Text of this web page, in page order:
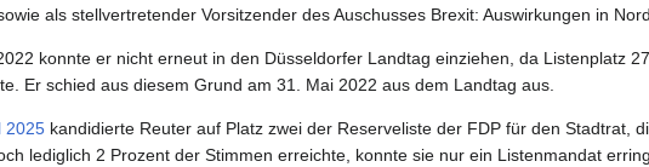
als stellvertretender Vorsitzender des Auschusses Brexit: Auswirkungen in
konnte er nicht erneut in den Düsseldorfer Landtag einziehen, da Listenplatz
Er schied aus diesem Grund am 31. Mai 2022 aus dem Landtag aus.
2025 kandidierte Reuter auf Platz zwei der Reserveliste der FDP für den Stadtrat,
lediglich 2 Prozent der Stimmen erreichte, konnte sie nur ein Listenmandat